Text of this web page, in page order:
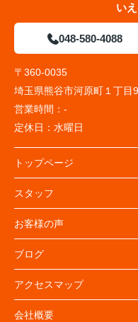
い
048-580-4088
〒360-0035
埼玉県熊谷市河原町１丁目
営業時間： -
定休日： 水曜日
トップページ
スタッフ
お客様の声
ブログ
アクセスマップ
会社概要